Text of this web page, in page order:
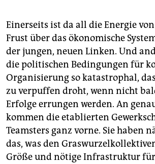
Einerseits ist da all die Energie
Frust über das ökonomische
der jungen, neuen Linken. Und
die politischen Bedingungen für
Organisierung so katastrophal,
zu verpuffen droht, wenn nicht
Erfolge errungen werden. An
kommen die etablierten
Teamsters ganz vorne. Sie haben
das, was den
Größe und nötige Infrastruktur